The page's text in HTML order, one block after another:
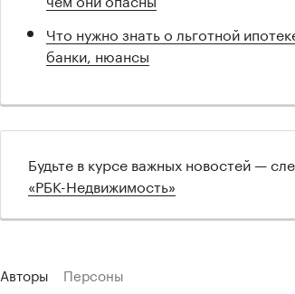
Что нужно знать о льготной
банки, нюансы
Будьте в курсе важных новостей —
«РБК-Недвижимость»
Авторы Персоны